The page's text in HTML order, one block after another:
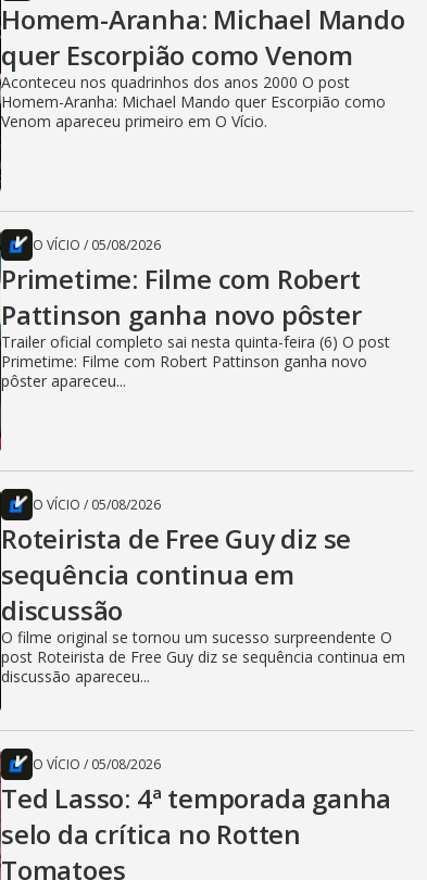
Homem-Aranha: Michael Mando
quer Escorpião como Venom
Aconteceu nos quadrinhos dos anos 2000 O post
Homem-Aranha: Michael Mando quer Escorpião como
Venom apareceu primeiro em O Vício.
O VÍCIO / 05/08/2026
Primetime: Filme com Robert
Pattinson ganha novo pôster
Trailer oficial completo sai nesta quinta-feira (6) O post
Primetime: Filme com Robert Pattinson ganha novo
pôster apareceu...
O VÍCIO / 05/08/2026
Roteirista de Free Guy diz se
sequência continua em
discussão
O filme original se tornou um sucesso surpreendente O
post Roteirista de Free Guy diz se sequência continua em
discussão apareceu...
O VÍCIO / 05/08/2026
Ted Lasso: 4ª temporada ganha
selo da crítica no Rotten
Tomatoes